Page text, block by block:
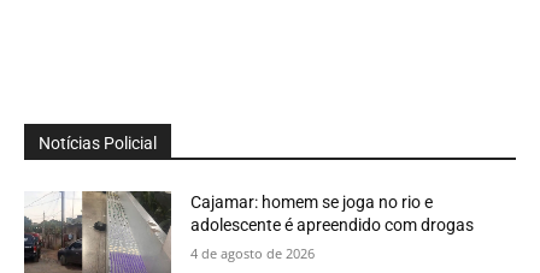
Notícias Policial
Cajamar: homem se joga no rio e
adolescente é apreendido com drogas
4 de agosto de 2026